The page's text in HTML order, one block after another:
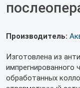
Производитель:
Изготовлена из
импрегнированного
обработанных